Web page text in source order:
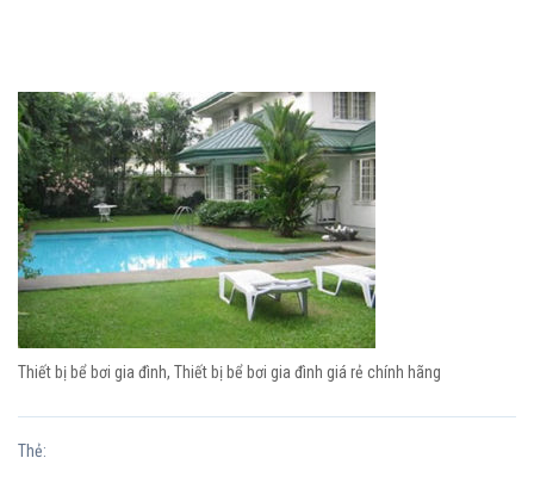
Thiết bị bể bơi gia đình, Thiết bị bể bơi gia đình giá rẻ chính hãng
Thẻ: